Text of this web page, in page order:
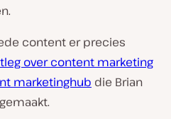
content er precies
over content marketing
marketinghub die Brian